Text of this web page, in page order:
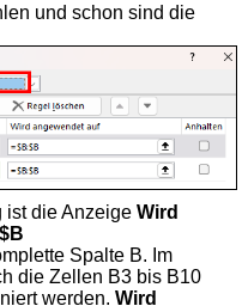
und schon sind die
ist die Anzeige Wird
Spalte B. Im
die Zellen B3 bis B10
werden. Wird